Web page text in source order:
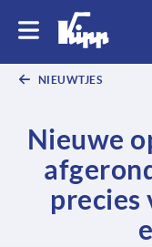
NIEUWTJES
Nieuwe
precies